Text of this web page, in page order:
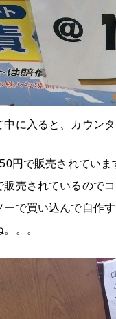
中に入ると、カウン
円で販売されていま
販売されているので
ーで買い込んで自作
。。